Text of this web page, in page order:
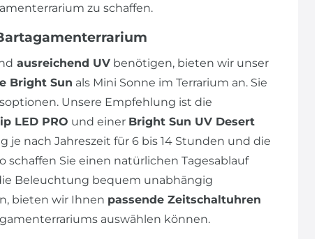
zu schaffen.
ausreichend UV benötigen, bieten wir unser
Bright Sun als Mini Sonne im Terrarium an. Sie
Unsere Empfehlung ist die
LED PRO und einer Bright Sun UV Desert
je nach Jahreszeit für 6 bis 14 Stunden und die
schaffen Sie einen natürlichen Tagesablauf
Beleuchtung bequem unabhängig
bieten wir Ihnen passende Zeitschaltuhren
auswählen können.